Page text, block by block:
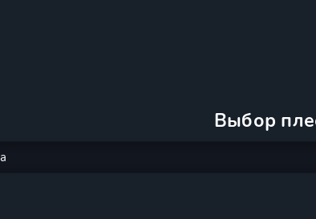
Выбор